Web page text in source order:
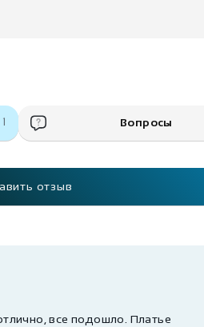
1 Вопросы
отзыв
все подошло. Платье